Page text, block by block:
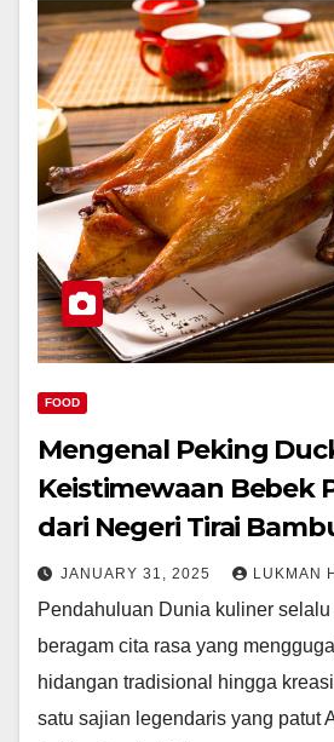
FOOD
Mengenal Peking
Keistimewaan Bebek
dari Negeri Tirai
JANUARY 31, 2025 LUKMAN
Pendahuluan Dunia kuliner
beragam cita rasa yang
hidangan tradisional hingga
satu sajian legendaris yang patut